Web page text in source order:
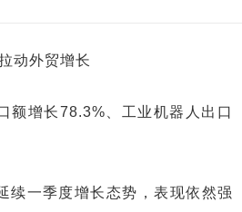
外贸增长
增长78.3%、工业机器人出口
一季度增长态势，表现依然强